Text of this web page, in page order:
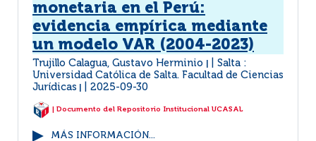
monetaria en el Perú:
evidencia empírica mediante
un modelo VAR (2004-2023)
Trujillo Calagua, Gustavo Herminio
Salta :
Universidad Católica de Salta. Facultad de Ciencias
Jurídicas
2025-09-30
| Documento del Repositorio Institucional UCASAL
MÁS INFORMACIÓN...